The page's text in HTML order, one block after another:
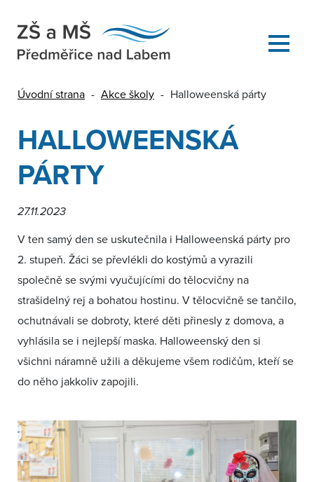
Úvodní strana - Akce školy - Halloweenská párty
HALLOWEENSKÁ
PÁRTY
27.11.2023
V ten samý den se uskutečnila i Halloweenská párty pro
2. stupeň. Žáci se převlékli do kostýmů a vyrazili
společně se svými vyučujícími do tělocvičny na
strašidelný rej a bohatou hostinu. V tělocvičně se tančilo,
ochutnávali se dobroty, které děti přinesly z domova, a
vyhlásila se i nejlepší maska. Halloweenský den si
všichni náramně užili a děkujeme všem rodičům, kteří se
do něho jakkoliv zapojili.